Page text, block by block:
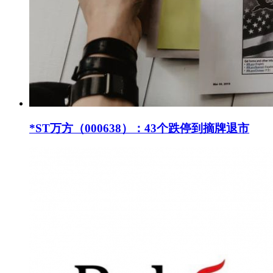
*ST万方（000638）：43个跌停到摘牌退市